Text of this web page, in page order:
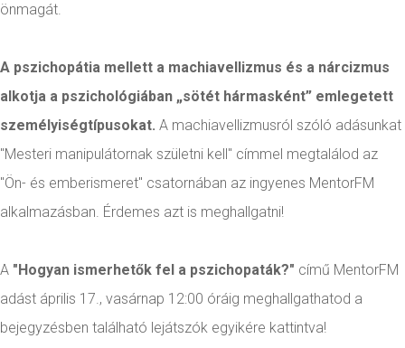
önmagát.
A pszichopátia mellett a machiavellizmus és a nárcizmus
alkotja a pszichológiában „sötét hármasként” emlegetett
személyiségtípusokat. A machiavellizmusról szóló adásunkat
"Mesteri manipulátornak születni kell" címmel megtalálod az
"Ön- és emberismeret" csatornában az ingyenes MentorFM
alkalmazásban. Érdemes azt is meghallgatni!
A "Hogyan ismerhetők fel a pszichopaták?" című MentorFM
adást április 17., vasárnap 12:00 óráig meghallgathatod a
bejegyzésben található lejátszók egyikére kattintva!